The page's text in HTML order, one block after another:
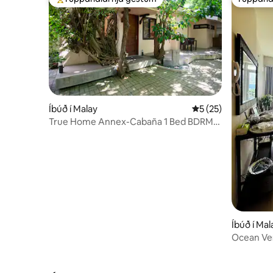
Í mestu uppáhaldi hjá gestum
Íbúð í Malay 5 af 5 í
5 (25)
True Home Annex-Cabaña 1 Bed BDRM
Í
Íbúð í
Ocean